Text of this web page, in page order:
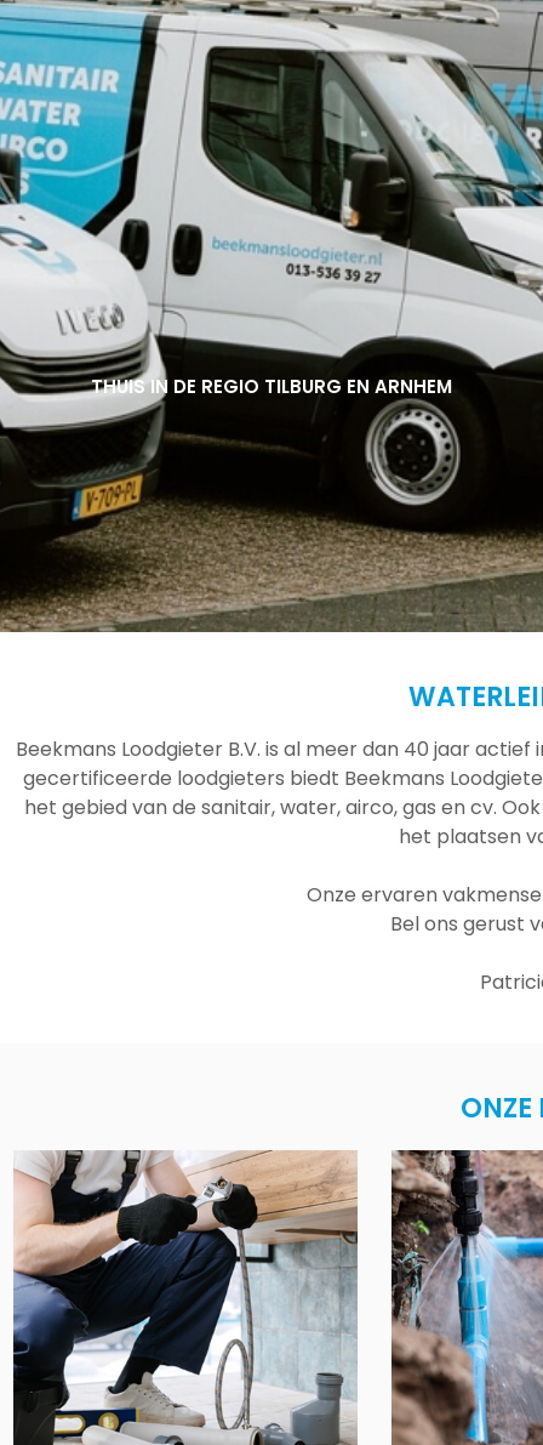
THUIS IN DE REGIO TILBURG EN ARNHEM
THUIS IN DE REGIO TILBURG EN ARNHEM
THUIS IN DE REGIO TILBURG EN ARNHEM
Beekmans Loodgieter B.V. is al meer dan 40 jaar
gecertificeerde loodgieters biedt Beekmans
het gebied van de sanitair, water, airco, gas en cv.
het plaatsen
Onze ervaren
Bel ons gerust
ONZE